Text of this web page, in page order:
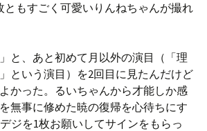
ともすごく可愛いりんねちゃんが撮れ
と、あと初めて月以外の演目（「理
という演目）を2回目に見たんだけど
かった。るいちゃんから才能しか感
無事に修めた暁の復帰を心待ちにす
ジを1枚お願いしてサインをもらっ